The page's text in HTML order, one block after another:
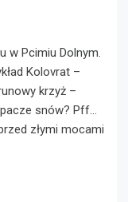
w Pcimiu Dolnym.
Kolovrat –
krzyż –
snów? Pff…
złymi mocami